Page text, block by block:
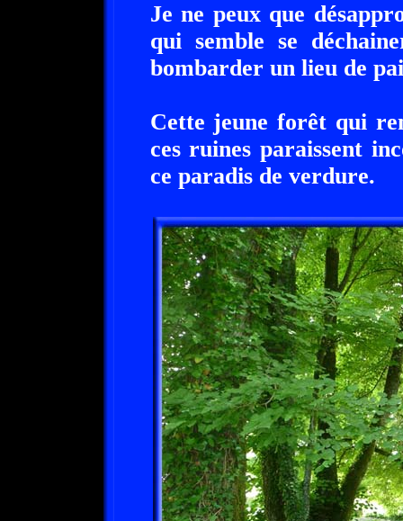
Je ne peux que
qui semble se
bombarder un lieu de
Cette jeune forêt qui
ces ruines paraissent
ce paradis de verdure.